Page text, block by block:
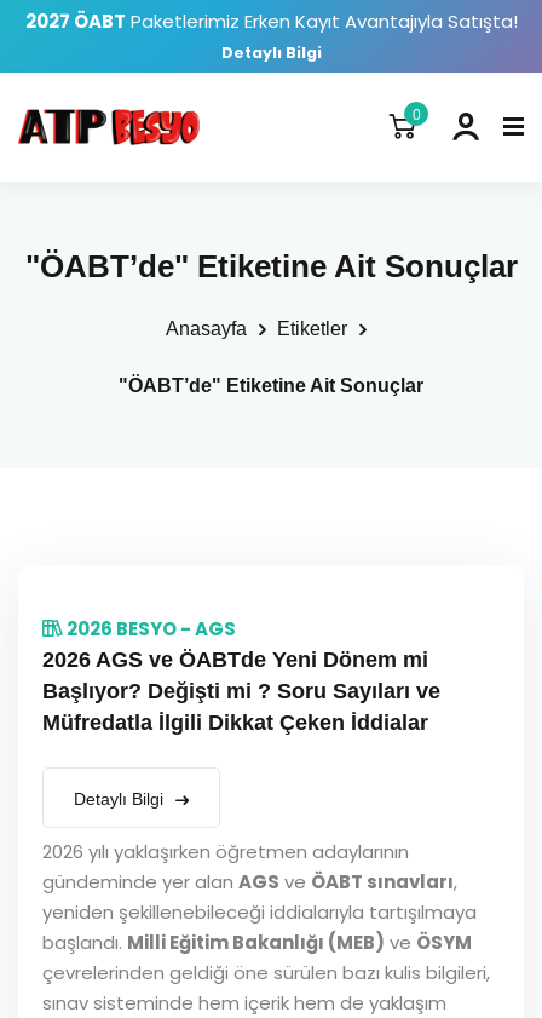
2027 ÖABT Paketlerimiz Erken Kayıt Avantajıyla Satışta!
Detaylı Bilgi
0
"ÖABT’de" Etiketine Ait Sonuçlar
Anasayfa Etiketler
"ÖABT’de" Etiketine Ait Sonuçlar
2026 BESYO - AGS
2026 AGS ve ÖABTde Yeni Dönem mi
Başlıyor? Değişti mi ? Soru Sayıları ve
Müfredatla İlgili Dikkat Çeken İddialar
Detaylı Bilgi
2026 yılı yaklaşırken öğretmen adaylarının
gündeminde yer alan AGS ve ÖABT sınavları,
yeniden şekillenebileceği iddialarıyla tartışılmaya
başlandı. Milli Eğitim Bakanlığı (MEB) ve ÖSYM
çevrelerinden geldiği öne sürülen bazı kulis bilgileri,
sınav sisteminde hem içerik hem de yaklaşım